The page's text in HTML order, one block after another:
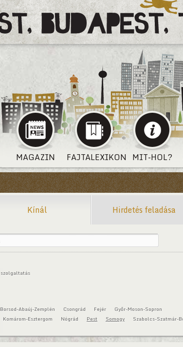
MAGAZIN FAJTALEXIKON MIT-HOL?
Kínál Hirdetés feladása
szolgaltatás
Borsod-Abaúj-Zemplén Csongrád Fejér
Győr-Moson-Sopron
Komárom-Esztergom Nógrád Pest Somogy
Szabolcs-Szatmár-